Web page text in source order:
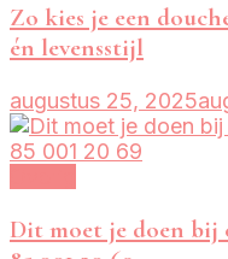
Zo kies je een
én levensstijl
augustus 25, 2025
Dit moet je doen bij